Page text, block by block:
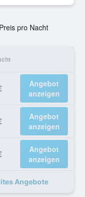
pro Nacht
Angebot
anzeigen
Angebot
anzeigen
Angebot
anzeigen
Angebote